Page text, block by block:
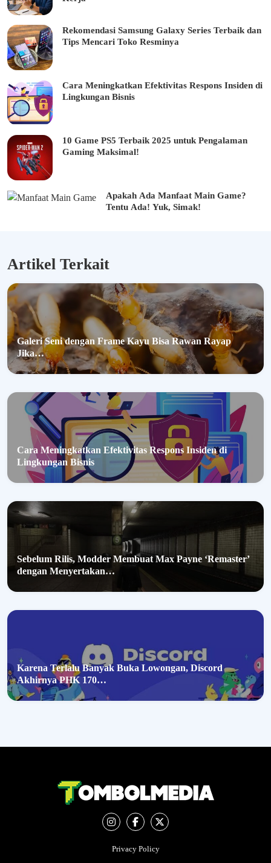
Rekomendasi Samsung Galaxy Series Terbaik dan
Tips Mencari Toko Resminya
Cara Meningkatkan Efektivitas Respons Insiden di
Lingkungan Bisnis
10 Game PS5 Terbaik 2025 untuk Pengalaman
Gaming Maksimal!
Apakah Ada Manfaat Main Game?
Tentu Ada! Yuk, Simak!
Artikel Terkait
Galeri Seni dengan Frame Kayu Bisa Rawan Rayap
Jika…
Cara Meningkatkan Efektivitas Respons Insiden di
Lingkungan Bisnis
Sebelum Rilis, Modder Membuat Max Payne ‘Remaster’
dengan Menyertakan…
Karena Terlalu Banyak Buka Lowongan, Discord
Akhirnya PHK 170…
Privacy Policy